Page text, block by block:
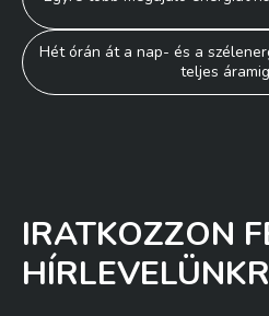
navigáció
Hét órán át a nap- és a
teljes
IRATKOZZON